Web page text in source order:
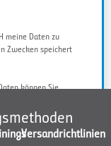
meine Daten zu
Zwecken speichert
können Sie
Versandrichtlinien